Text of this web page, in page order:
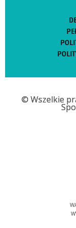
© Wszelkie